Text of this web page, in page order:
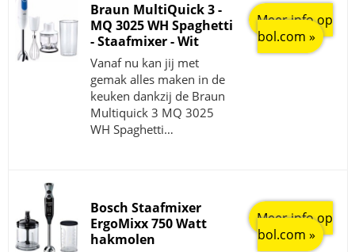
Braun MultiQuick 3 -
MQ 3025 WH Spaghetti
- Staafmixer - Wit
Vanaf nu kan jij met
gemak alles maken in de
keuken dankzij de Braun
Multiquick 3 MQ 3025
WH Spaghetti…
Meer info op
bol.com »
Bosch Staafmixer
ErgoMixx 750 Watt
hakmolen
Meer info op
bol.com »